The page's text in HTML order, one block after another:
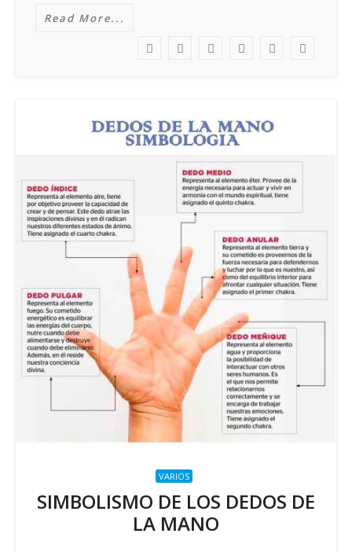
Read More...
VARIOS
SIMBOLISMO DE LOS DEDOS DE
LA MANO